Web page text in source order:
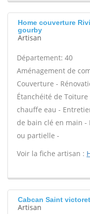
Home couverture
gourby
Artisan
Département: 40
Aménagement de
Couverture -
Étanchéité de
chauffe eau -
de bain clé en main -
ou partielle -
Voir la fiche artisan :
Cabcan Saint victoret
Artisan